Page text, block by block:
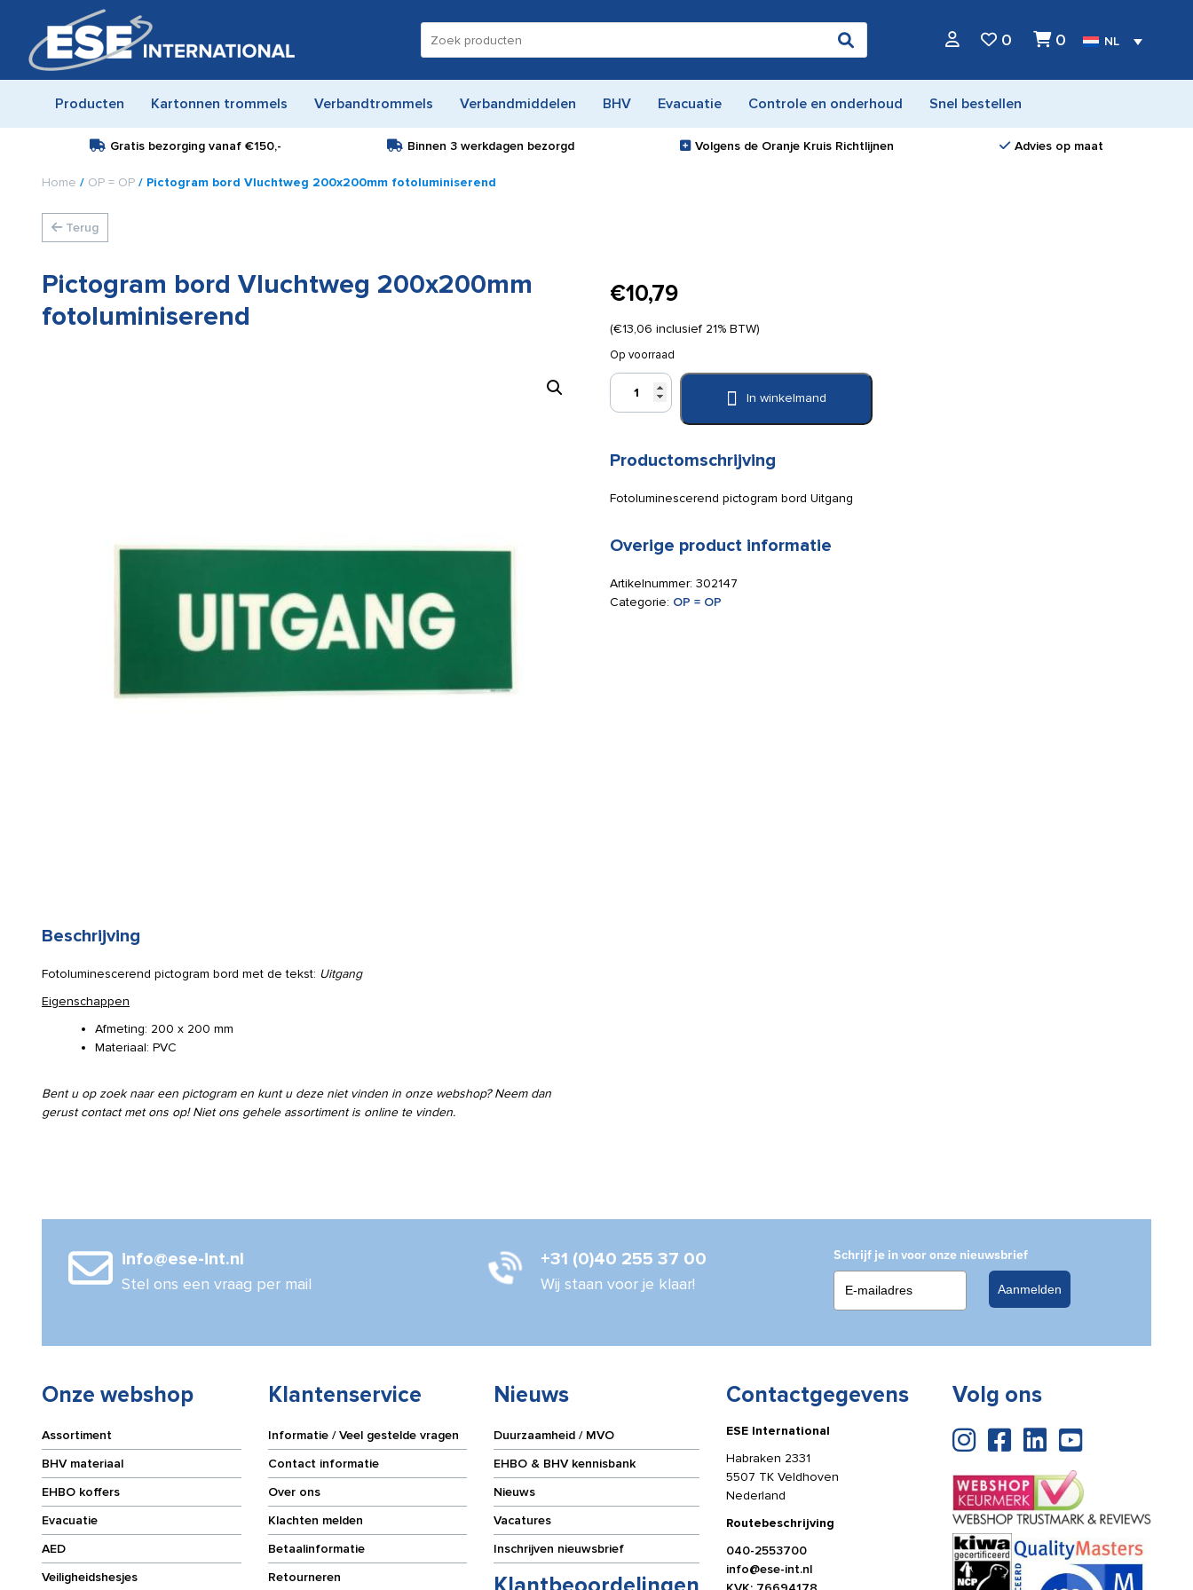
naar:
0 0 NL
Producten Kartonnen trommels Verbandtrommels Verbandmiddelen BHV Evacuatie Controle en onderhoud Snel bestellen
Gratis bezorging vanaf€150,- Binnen 3 werkdagen bezorgd Volgens de Oranje Kruis Richtlijnen Advies op maat
Home / OP = OP / Pictogram bord Vluchtweg 200x200mm fotoluminiserend
Terug
Pictogram bord Vluchtweg 200x200mm
fotoluminiserend
Beschrijving
Fotoluminescerend pictogram bord met de tekst: Uitgang
Eigenschappen
Afmeting: 200 x 200 mm
Materiaal: PVC
Bent u op zoek naar een pictogram en kunt u deze niet vinden in onze webshop? Neem dan
gerust contact met ons op! Niet ons gehele assortiment is online te vinden.
€10,79
(€13,06 inclusief 21% BTW)
Op voorraad
Pictogram
fotoluminiserend
In winkelmand
Productomschrijving
Fotoluminescerend pictogram bord Uitgang
Overige product informatie
Artikelnummer: 302147
Categorie: OP = OP
info@ese-int.nl
Stel ons een vraag per mail
+31 (0)40 255 37 00
Wij staan voor je klaar!
Schrijf je in voor onze nieuwsbrief
Aanmelden
Onze webshop
Assortiment
BHV materiaal
EHBO koffers
Evacuatie
AED
Veiligheidshesjes
Klantenservice
Informatie / Veel gestelde vragen
Contact informatie
Over ons
Klachten melden
Betaalinformatie
Retourneren
Nieuws
Duurzaamheid / MVO
EHBO & BHV kennisbank
Nieuws
Vacatures
Inschrijven nieuwsbrief
Contactgegevens
ESE International
Habraken 2331
5507 TK Veldhoven
Nederland
Routebeschrijving
040-2553700
info@ese-int.nl
Volg ons